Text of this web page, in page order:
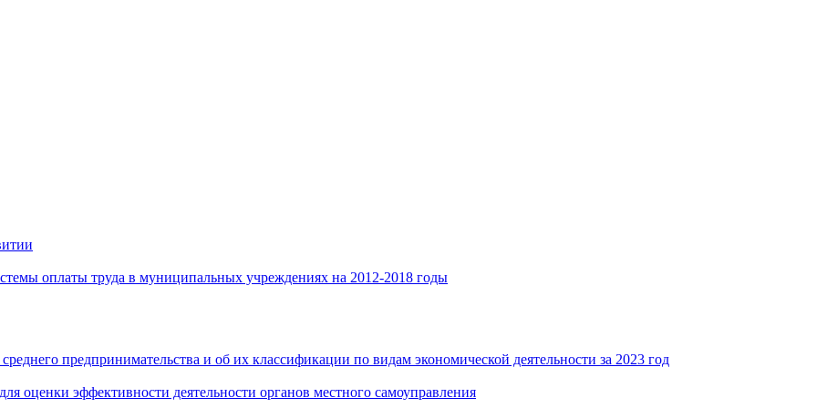
оплаты труда в муниципальных учреждениях на 2012-2018 годы
предпринимательства и об их классификации по видам экономической деятельности за 2023 год
оценки эффективности деятельности органов местного самоуправления